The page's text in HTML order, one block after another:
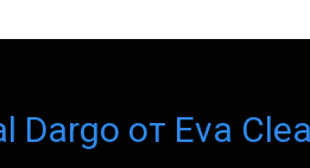
Dargo от Eva